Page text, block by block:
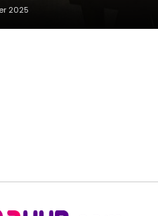
2025